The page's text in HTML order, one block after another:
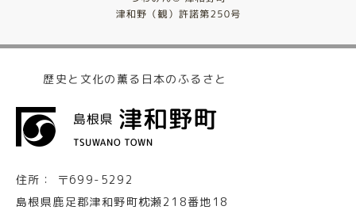
歴史と文化の薫る日本のふるさと
住所：
〒699-5292
島根県鹿足郡津和野町枕瀬218番地18